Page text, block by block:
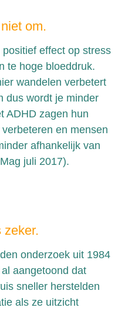
om.
effect op stress
te hoge bloeddruk.
wandelen verbetert
dus wordt je minder
ADHD zagen hun
en mensen
afhankelijk van
juli 2017).
zeker.
onderzoek uit 1984
aangetoond dat
sneller herstelden
als ze uitzicht